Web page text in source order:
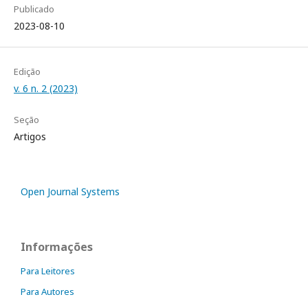
Publicado
2023-08-10
Edição
v. 6 n. 2 (2023)
Seção
Artigos
Open Journal Systems
Informações
Para Leitores
Para Autores